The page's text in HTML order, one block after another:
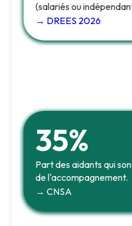
(salariés ou
→ DREES 2026
35%
Part des aidants qui
de l'accompagnement.
→ CNSA